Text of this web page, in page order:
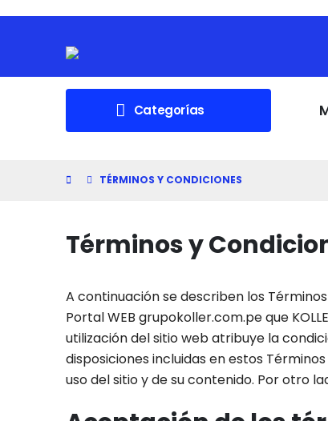
Categorías
TÉRMINOS Y CONDICIONES
Términos y
A continuación se describen los
Portal WEB grupokoller.com.pe que
utilización del sitio web atribuye la
disposiciones incluidas en estos
uso del sitio y de su contenido. Por otro